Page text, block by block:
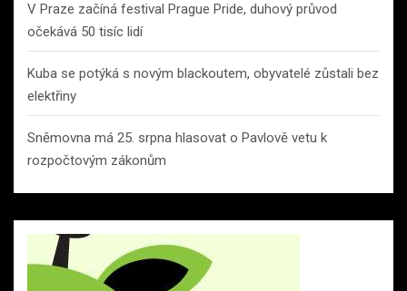
V Praze začíná festival Prague Pride, duhový průvod
očekává 50 tisíc lidí
Kuba se potýká s novým blackoutem, obyvatelé zůstali bez
elektřiny
Sněmovna má 25. srpna hlasovat o Pavlově vetu k
rozpočtovým zákonům